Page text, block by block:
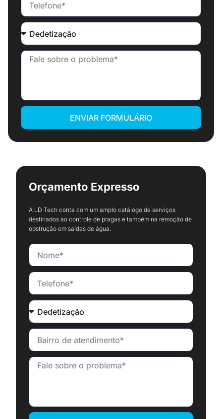
ENVIAR FORMULÁRIO
Orçamento Expresso
A LD Tech conta com um amplo catálogo de serviços
destinados ao controle de pragas e também na remoção de
obstrução em saídas de água.